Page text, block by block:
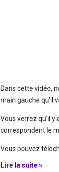
Dans cette vidéo,
main gauche qu’il
Vous verrez qu’il
correspondent le
Vous pouvez
Lire la suite »